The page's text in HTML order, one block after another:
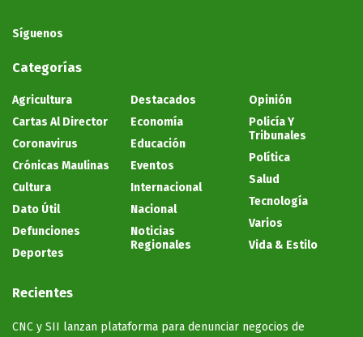
Síguenos
Categorías
Agricultura
Cartas Al Director
Coronavirus
Crónicas Maulinas
Cultura
Dato Útil
Defunciones
Deportes
Destacados
Economía
Educación
Eventos
Internacional
Nacional
Noticias
Regionales
Opinión
Policía Y
Tribunales
Política
Salud
Tecnología
Varios
Vida & Estilo
Recientes
CNC y SII lanzan plataforma para denunciar negocios de